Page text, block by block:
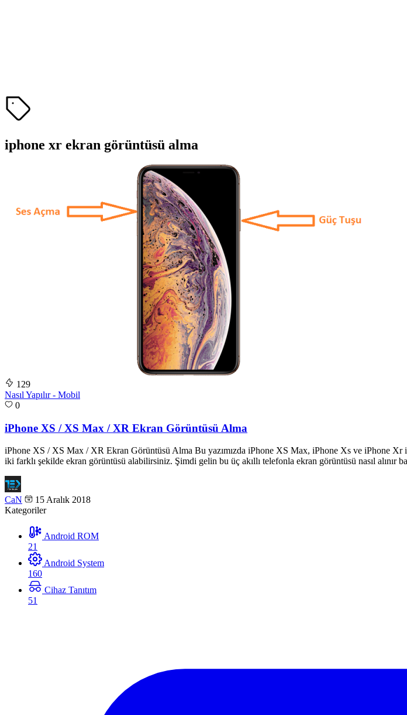
iphone xr ekran görüntüsü alma
129
Nasıl Yapılır - Mobil
0
iPhone XS / XS Max / XR Ekran Görüntüsü Alma
iPhone XS / XS Max / XR Ekran Görüntüsü Alma Bu yazımızda iPhone XS Max, iPhone Xs ve iPhone Xr
iki farklı şekilde ekran görüntüsü alabilirsiniz. Şimdi gelin bu üç akıllı telefonla ekran görüntüsü nasıl alınır
CaN
15 Aralık 2018
Kategoriler
Android ROM
21
Android System
160
Cihaz Tanıtım
51